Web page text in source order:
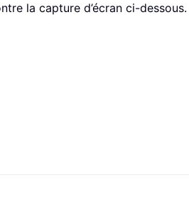
la capture d’écran ci-dessous.